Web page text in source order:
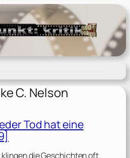
C. Nelson
Tod hat eine
die Geschichten oft